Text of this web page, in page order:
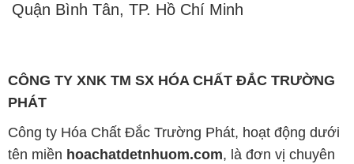
Quận Bình Tân, TP. Hồ Chí Minh
CÔNG TY XNK TM SX HÓA CHẤT ĐẮC TRƯỜNG
PHÁT
Công ty Hóa Chất Đắc Trường Phát, hoạt động dưới
tên miền hoachatdetnhuom.com, là đơn vị chuyên